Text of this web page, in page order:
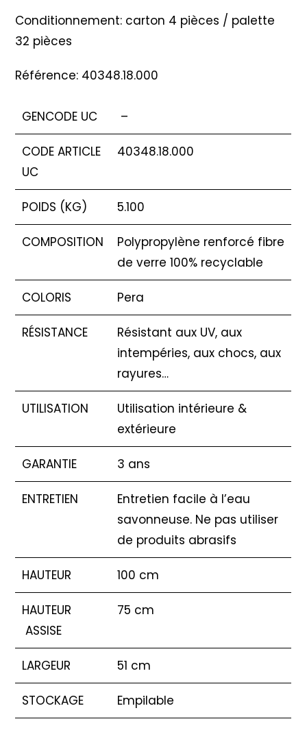
Conditionnement: carton 4 pièces / palette
32 pièces
Référence: 40348.18.000
GENCODE UC –
CODE ARTICLE
UC
40348.18.000
POIDS (KG) 5.100
COMPOSITION
Polypropylène renforcé fibre
de verre 100% recyclable
COLORIS Pera
RÉSISTANCE
Résistant aux UV, aux
intempéries, aux chocs, aux
rayures…
UTILISATION
Utilisation intérieure &
extérieure
GARANTIE 3 ans
ENTRETIEN
Entretien facile à l’eau
savonneuse. Ne pas utiliser
de produits abrasifs
HAUTEUR 100 cm
HAUTEUR
ASSISE
75 cm
LARGEUR 51 cm
STOCKAGE Empilable